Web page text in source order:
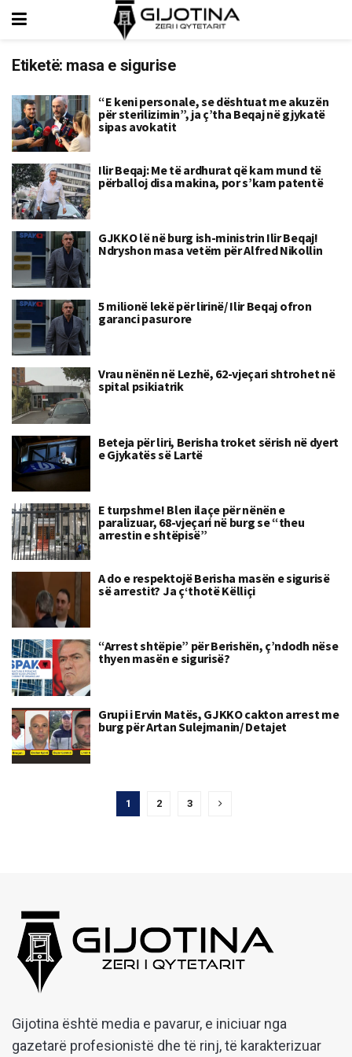
Etiketë: masa e sigurise
“E keni personale, se dështuat me akuzën
për sterilizimin”, ja ç’tha Beqaj në gjykatë
sipas avokatit
Ilir Beqaj: Me të ardhurat që kam mund të
përballoj disa makina, por s’kam patentë
GJKKO lë në burg ish-ministrin Ilir Beqaj!
Ndryshon masa vetëm për Alfred Nikollin
5 milionë lekë për lirinë/ Ilir Beqaj ofron
garanci pasurore
Vrau nënën në Lezhë, 62-vjeçari shtrohet në
spital psikiatrik
Beteja për liri, Berisha troket sërish në dyert
e Gjykatës së Lartë
E turpshme! Blen ilaçe për nënën e
paralizuar, 68-vjeçari në burg se “theu
arrestin e shtëpisë”
A do e respektojë Berisha masën e sigurisë
së arrestit? Ja ç‘thotë Këlliçi
“Arrest shtëpie” për Berishën, ç’ndodh nëse
thyen masën e sigurisë?
Grupi i Ervin Matës, GJKKO cakton arrest me
burg për Artan Sulejmanin/ Detajet
1 2 3
Gijotina është media e pavarur, e iniciuar nga
gazetarë profesionistë dhe të rinj, të karakterizuar